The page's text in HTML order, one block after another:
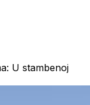
U stambenoj